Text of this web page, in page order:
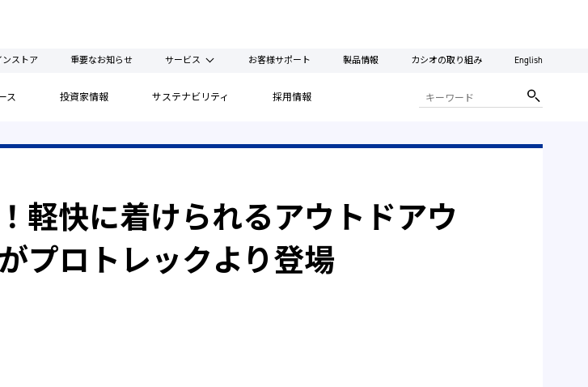
ンストア 重要なお知らせ サービス お客様サポート 製品情報 カシオの取り組み English
ス 投資家情報 サステナビリティ 採用情報
軽快に着けられるアウトドアウ
プロトレックより登場